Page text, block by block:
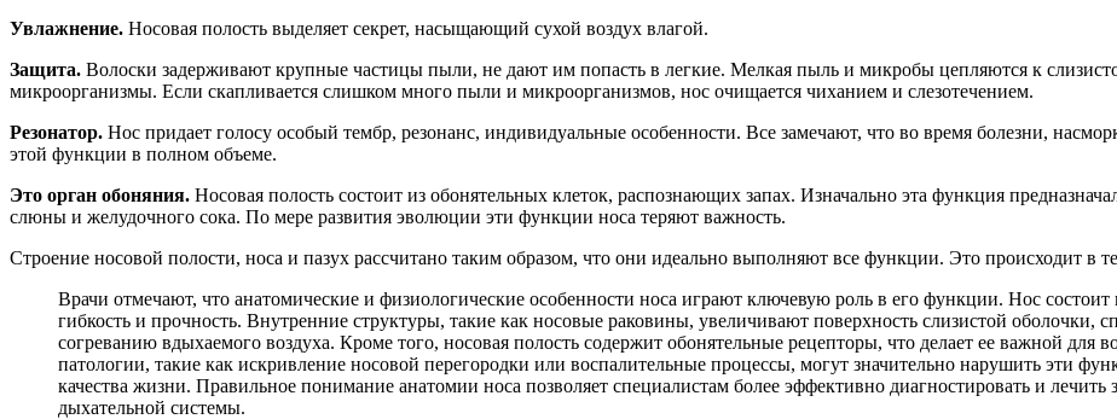
Увлажнение. Носовая полость выделяет секрет, насыщающий сухой воздух влагой.
Защита. Волоски задерживают крупные частицы пыли, не дают им попасть в легкие. Мелкая пыль и микробы цепляются к
микроорганизмы. Если скапливается слишком много пыли и микроорганизмов, нос очищается чиханием и слезотечением.
Резонатор. Нос придает голосу особый тембр, резонанс, индивидуальные особенности. Все замечают, что во время болезни,
этой функции в полном объеме.
Это орган обоняния. Носовая полость состоит из обонятельных клеток, распознающих запах. Изначально эта функция
слюны и желудочного сока. По мере развития эволюции эти функции носа теряют важность.
Строение носовой полости, носа и пазух рассчитано таким образом, что они идеально выполняют все функции. Это происходит в
Врачи отмечают, что анатомические и физиологические особенности носа играют ключевую роль в его функции. Нос состоит
гибкость и прочность. Внутренние структуры, такие как носовые раковины, увеличивают поверхность слизистой оболочки,
согреванию вдыхаемого воздуха. Кроме того, носовая полость содержит обонятельные рецепторы, что делает ее важной для
патологии, такие как искривление носовой перегородки или воспалительные процессы, могут значительно нарушить эти
качества жизни. Правильное понимание анатомии носа позволяет специалистам более эффективно диагностировать и лечить
дыхательной системы.